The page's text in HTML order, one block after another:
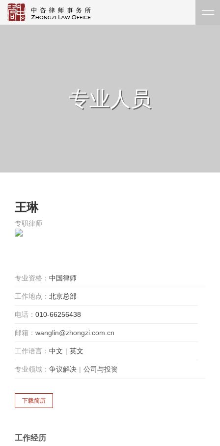
专业人员
王琳
专职律师
专业资格： 中国律师
工作地点： 北京总部
电话： 010-66256438
邮箱： wanglin@zhongzi.com.cn
工作语言： 中文 | 英文
专业领域： 争议解决 | 公司与投资
工作经历